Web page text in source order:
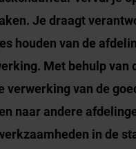
Je draagt
houden van de
Met behulp van
verwerking van de
naar andere
in de